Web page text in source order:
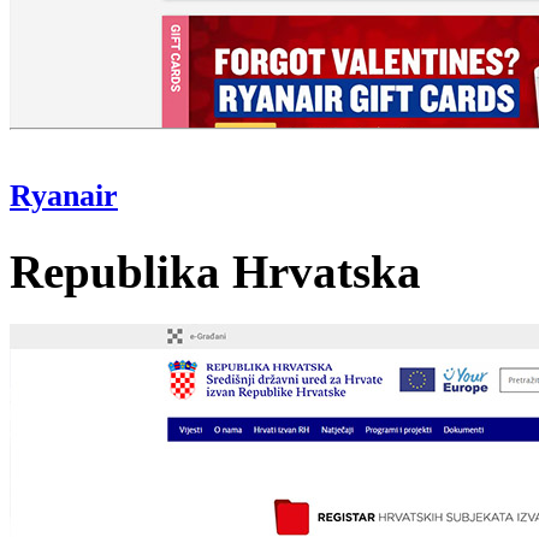
Ryanair
Republika Hrvatska